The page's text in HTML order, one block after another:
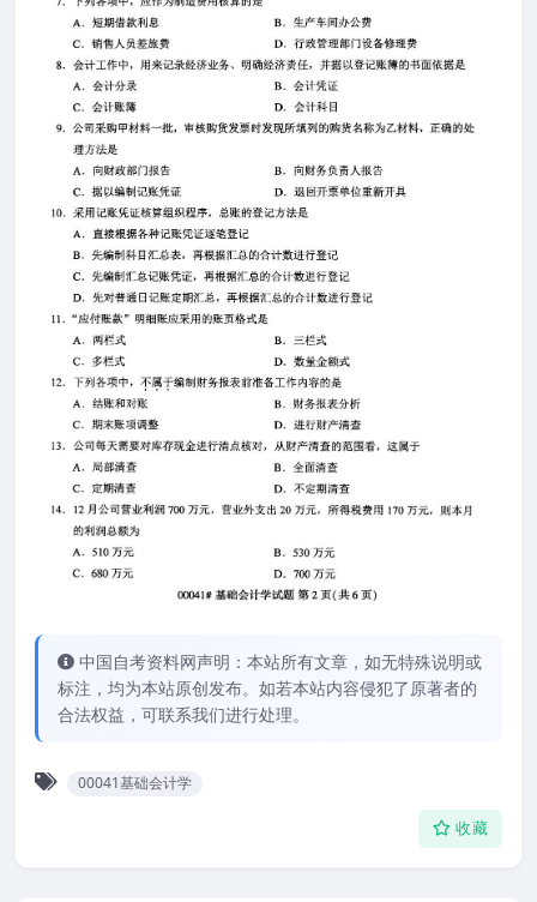
中国自考资料网声明：本站所有文章，如无特殊说明或
标注，均为本站原创发布。如若本站内容侵犯了原著者的
合法权益，可联系我们进行处理。
00041基础会计学
收藏